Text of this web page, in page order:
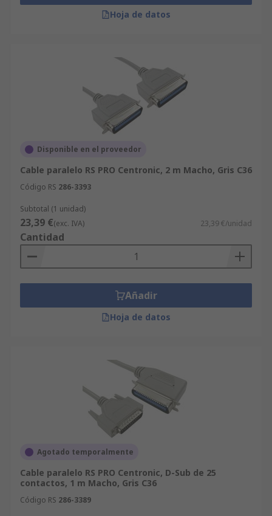
Hoja de datos
Disponible en el proveedor
Cable paralelo RS PRO Centronic, 2 m Macho, Gris C36
Código RS 286-3393
Subtotal (1 unidad)
23,39 €(exc. IVA) 23,39 €/unidad
Cantidad
Añadir
Hoja de datos
Agotado temporalmente
Cable paralelo RS PRO Centronic, D-Sub de 25
contactos, 1 m Macho, Gris C36
Código RS 286-3389